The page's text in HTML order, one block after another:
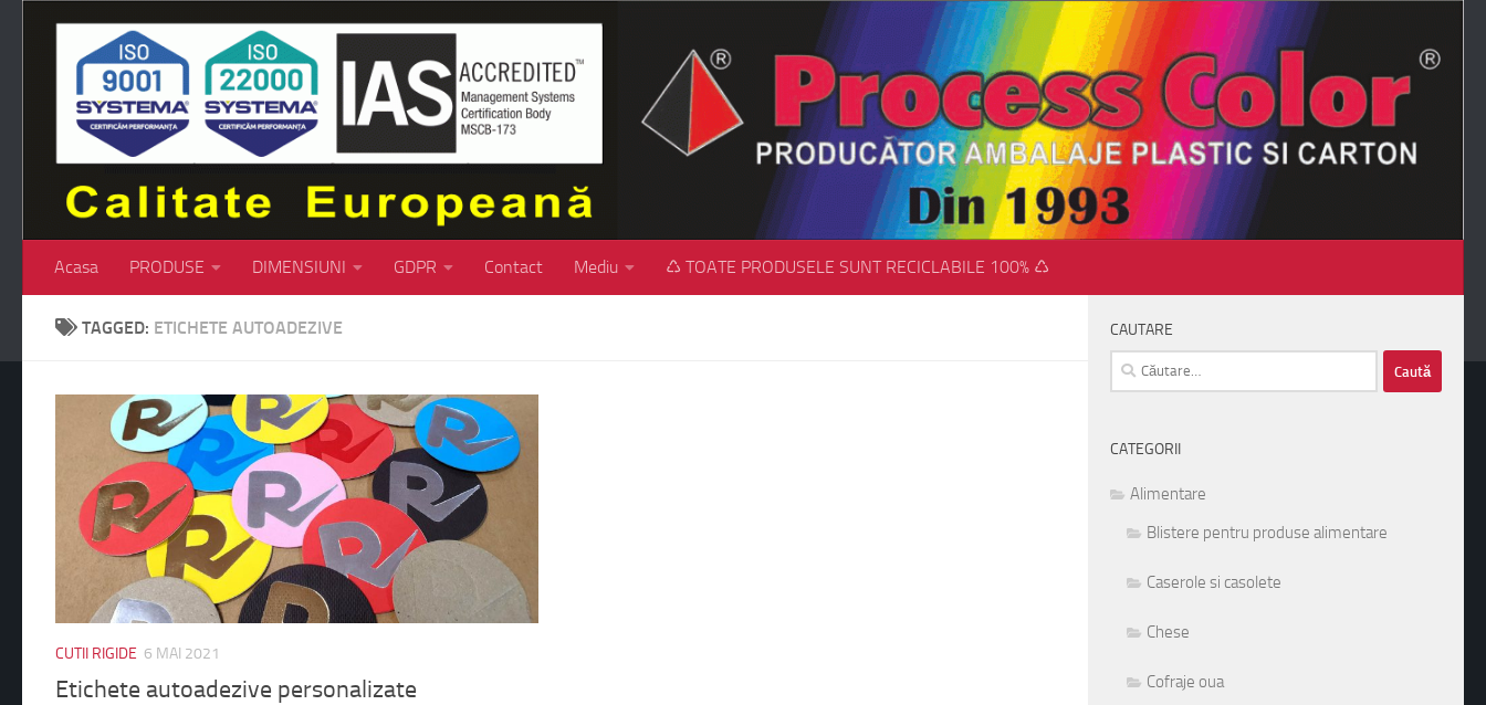
Skip to content
Acasa PRODUSE DIMENSIUNI GDPR Contact Mediu ♺ TOATE PRODUSELE SUNT RECICLABILE 100% ♺
TAGGED: ETICHETE AUTOADEZIVE
CUTII RIGIDE 6 MAI 2021
Etichete autoadezive personalizate
CAUTARE
Caută
după:
CATEGORII
Alimentare
Blistere pentru produse alimentare
Caserole si casolete
Chese
Cofraje oua